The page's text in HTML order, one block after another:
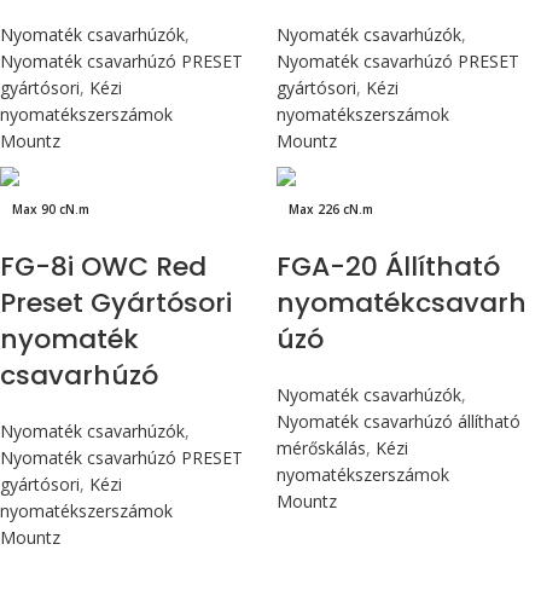
Nyomaték csavarhúzók,
Nyomaték csavarhúzó PRESET
gyártósori, Kézi
nyomatékszerszámok
Mountz
Nyomaték csavarhúzók,
Nyomaték csavarhúzó PRESET
gyártósori, Kézi
nyomatékszerszámok
Mountz
Max 90 cN.m
FG-8i OWC Red
Preset Gyártósori
nyomaték
csavarhúzó
Nyomaték csavarhúzók,
Nyomaték csavarhúzó PRESET
gyártósori, Kézi
nyomatékszerszámok
Mountz
Max 226 cN.m
FGA-20 Állítható
nyomatékcsavarh
úzó
Nyomaték csavarhúzók,
Nyomaték csavarhúzó állítható
mérőskálás, Kézi
nyomatékszerszámok
Mountz